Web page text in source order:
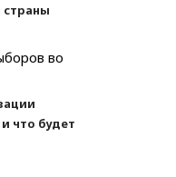
страны
во
что будет